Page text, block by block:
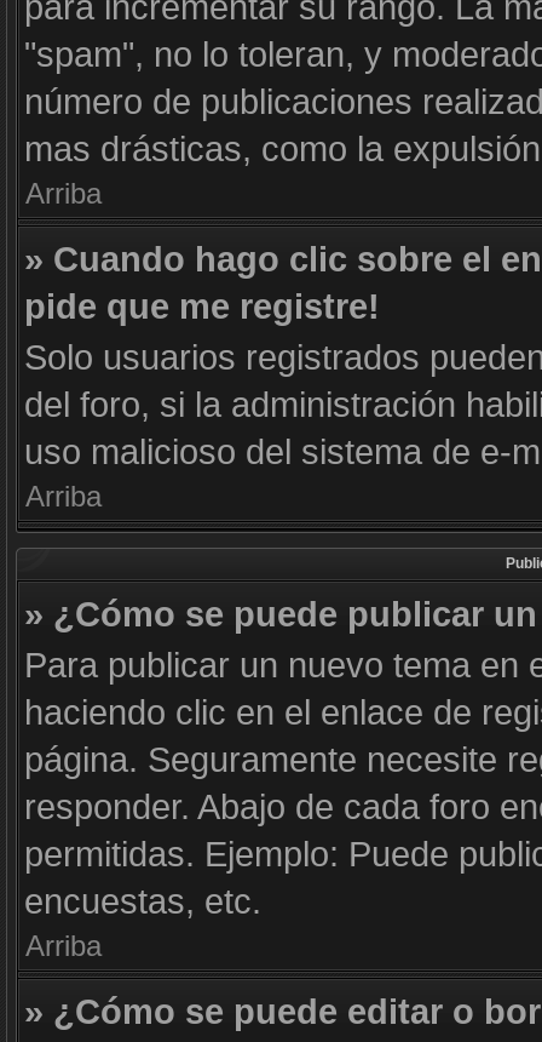
"spam", no lo toleran, y
número de publicaciones
mas drásticas, como la
Arriba
» Cuando hago clic sobre el
pide que me registre!
Solo usuarios registrados
del foro, si la administración
uso malicioso del sistema de e-
Arriba
» ¿Cómo se puede publicar
Para publicar un nuevo tema en
haciendo clic en el enlace de
página. Seguramente necesite
responder. Abajo de cada foro
permitidas. Ejemplo: Puede
encuestas, etc.
Arriba
» ¿Cómo se puede editar o